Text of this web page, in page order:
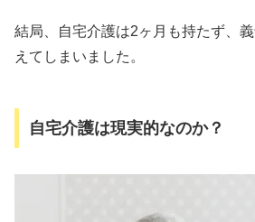
結局、自宅介護は2ヶ月も持たず、
えてしまいました。
自宅介護は現実的なのか？